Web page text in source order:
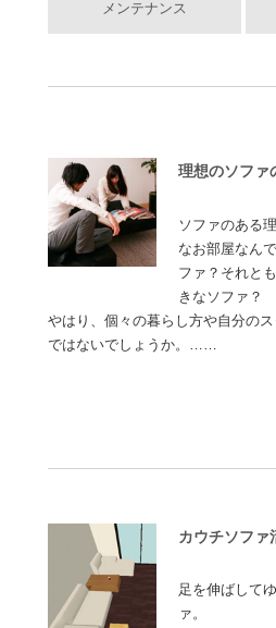
メンテナンス
理想のソファ
ソファのある
なお部屋なん
ファ？それと
きなソファ？
やはり、個々の暮らし方や自分の
ではないでしょうか。……
カウチソファ
足を伸ばして
ァ。